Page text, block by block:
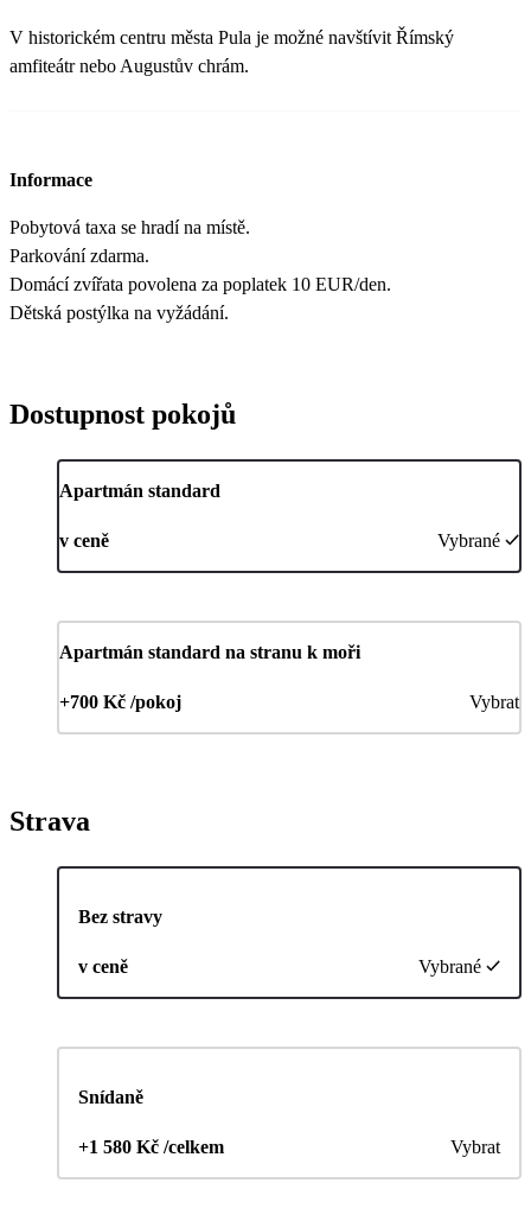
V historickém centru města Pula je možné navštívit Římský
amfiteátr nebo Augustův chrám.
Informace
Pobytová taxa se hradí na místě.
Parkování zdarma.
Domácí zvířata povolena za poplatek 10 EUR/den.
Dětská postýlka na vyžádání.
Dostupnost pokojů
Apartmán standard
v ceně Vybrané
Apartmán standard na stranu k moři
+700 Kč /pokoj Vybrat
Strava
Bez stravy
v ceně Vybrané
Snídaně
+1 580 Kč /celkem Vybrat